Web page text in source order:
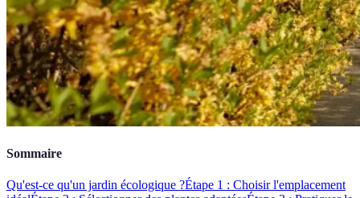
Sommaire
Qu'est-ce qu'un jardin écologique ?Étape 1 : Choisir l'emplacement